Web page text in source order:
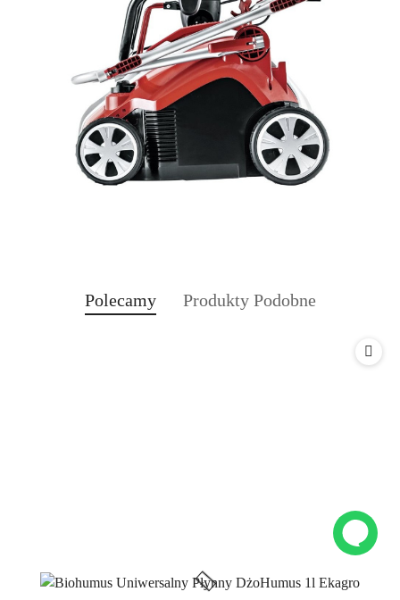
Pomiń karuzelę produktów
Produkty
Polecamy
Produkty
Produkty Podobne